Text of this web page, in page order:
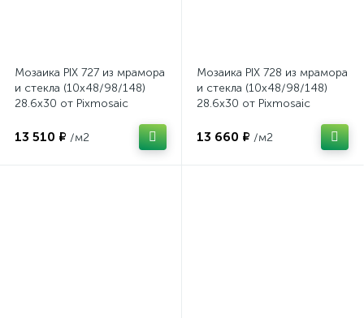
Мозаика PIX 727 из мрамора
и стекла (10x48/98/148)
28.6x30 от Pixmosaic
13 510 ₽ /м2
Мозаика PIX 728 из мрамора
и стекла (10x48/98/148)
28.6x30 от Pixmosaic
13 660 ₽ /м2